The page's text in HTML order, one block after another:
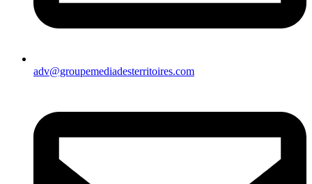
adv@groupemediadesterritoires.com